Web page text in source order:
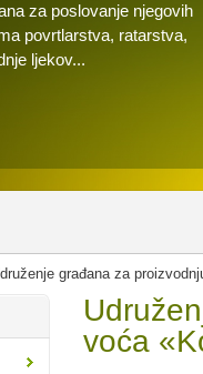
za poslovanje njegovih
povrtlarstva, ratarstva,
ljekov...
građana za
voća